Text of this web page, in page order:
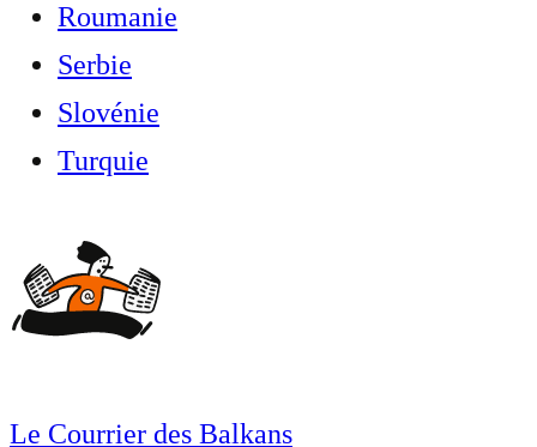
Roumanie
Serbie
Slovénie
Turquie
Le Courrier des Balkans